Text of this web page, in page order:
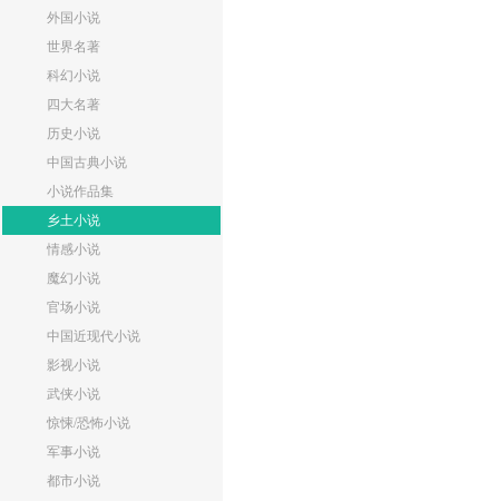
外国小说
世界名著
科幻小说
四大名著
历史小说
中国古典小说
小说作品集
乡土小说
情感小说
魔幻小说
官场小说
中国近现代小说
影视小说
武侠小说
惊悚/恐怖小说
军事小说
都市小说